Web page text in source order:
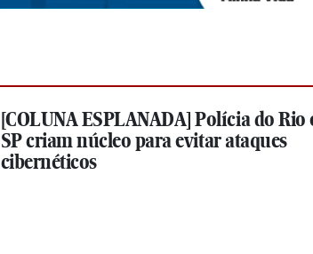
[COLUNA ESPLANADA] Polícia do Rio
SP criam núcleo para evitar ataques
cibernéticos